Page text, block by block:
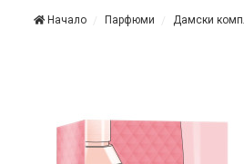
Начало Парфюми Дамски